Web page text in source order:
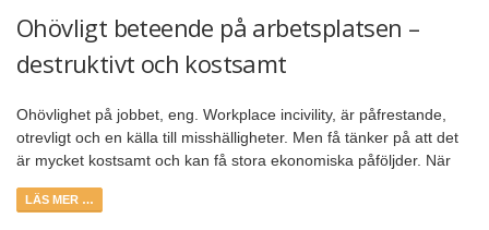
Ohövligt beteende på arbetsplatsen –
destruktivt och kostsamt
Ohövlighet på jobbet, eng. Workplace incivility, är påfrestande,
otrevligt och en källa till misshälligheter. Men få tänker på att det
är mycket kostsamt och kan få stora ekonomiska påföljder. När
LÄS MER …